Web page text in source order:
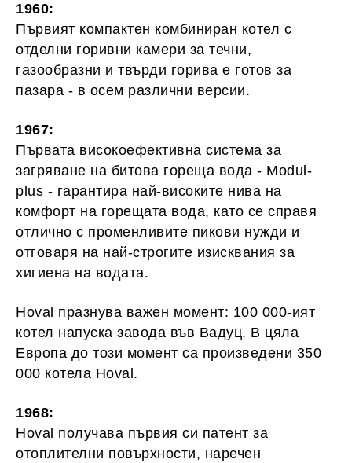
1960:
Първият компактен комбиниран котел с
отделни горивни камери за течни,
газообразни и твърди горива е готов за
пазара - в осем различни версии.
1967:
Първата високоефективна система за
загряване на битова гореща вода - Modul-
plus - гарантира най-високите нива на
комфорт на горещата вода, като се справя
отлично с променливите пикови нужди и
отговаря на най-строгите изисквания за
хигиена на водата.
Hoval празнува важен момент: 100 000-ият
котел напуска завода във Вадуц. В цяла
Европа до този момент са произведени 350
000 котела Hoval.
1968:
Hoval получава първия си патент за
отоплителни повърхности, наречен